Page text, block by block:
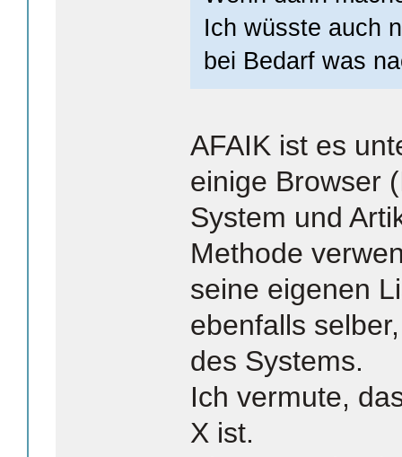
Ich wüsste auch
bei Bedarf was
AFAIK ist es
einige Browser
System und
Methode
seine eigenen
ebenfalls
des Systems.
Ich vermute,
X ist.